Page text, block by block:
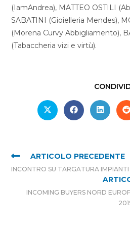
(IamAndrea), MATTEO OSTILI
SABATINI (Gioielleria Mendes),
(Morena Curvy Abbigliamento),
(Tabaccheria vizi e virtù).
ARTICOLO PRECEDENTE
INCONTRO SU TARGATURA IMPIANTI
INCOMING BUYERS NORD